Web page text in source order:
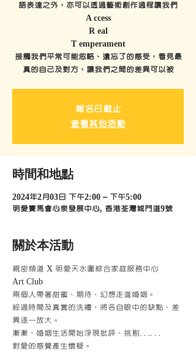
語表達之外，亦可以透過藝術創作過程讓我們
A ccess
R eal
T emperament
接觸我們平常可能忽略、遺忘了的感受，看見最
真的自己及對方，讓我們之間的差異可以被
報名已截止
查看其他活動
時間和地點
2024年2月03日 下午2:00 – 下午5:00
明愛賽馬會心泉發展中心, 香港荃灣城門道9號
關於本活動
親密頻道 X 明愛天水圍綜合家庭服務中心
Art Club
兩個人帶著甜蜜、期待、幻想走進婚姻。
經過時間及真實的洗禮，將各自眼中的缺點、差
異逐一放大。
漸漸，婚姻生活開始浮現批評、挑剔……
對愛的感覺產生懷疑。